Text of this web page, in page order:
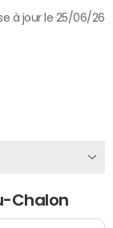
à jour le 25/06/26
Chalon